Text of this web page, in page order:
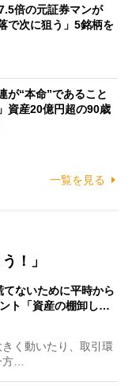
倍の元証券マンが
で次に狙う」5銘柄を
が“本命”であること
資産20億円超の90歳
一覧を見る
！」
てないために平時から
ト「資産の棚卸し…
く動いたり、取引環
方…